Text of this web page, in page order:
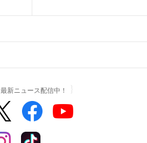
最新ニュース配信中！